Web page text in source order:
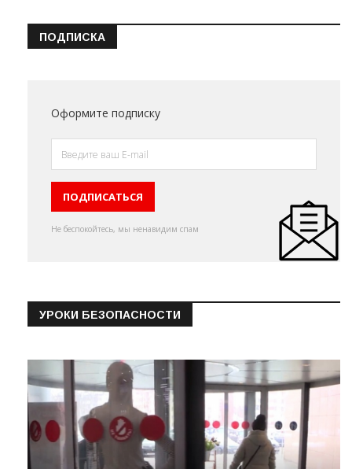
ПОДПИСКА
Оформите подписку
Не беспокойтесь, мы ненавидим спам
УРОКИ БЕЗОПАСНОСТИ